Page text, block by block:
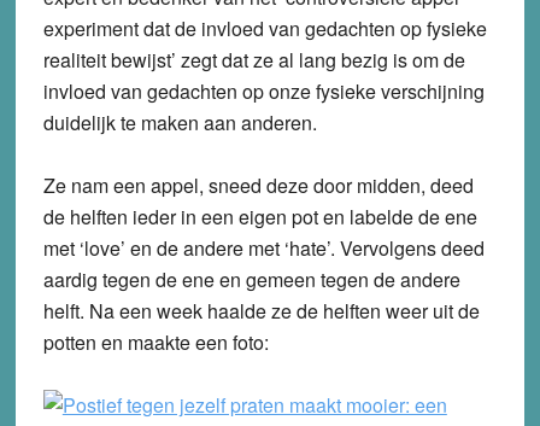
experiment dat de invloed van gedachten op fysieke
realiteit bewijst’ zegt dat ze al lang bezig is om de
invloed van gedachten op onze fysieke verschijning
duidelijk te maken aan anderen.
Ze nam een appel, sneed deze door midden, deed
de helften ieder in een eigen pot en labelde de ene
met ‘love’ en de andere met ‘hate’. Vervolgens deed
aardig tegen de ene en gemeen tegen de andere
helft. Na een week haalde ze de helften weer uit de
potten en maakte een foto: